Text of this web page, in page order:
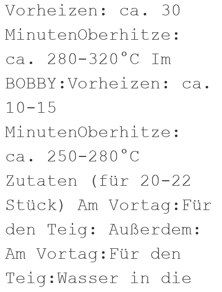
Vorheizen: ca. 30
MinutenOberhitze:
ca. 280-320°C Im
BOBBY:Vorheizen: ca.
10-15
MinutenOberhitze:
ca. 250-280°C
Zutaten (für 20-22
Stück) Am Vortag:Für
den Teig: Außerdem:
Am Vortag:Für den
Teig:Wasser in die